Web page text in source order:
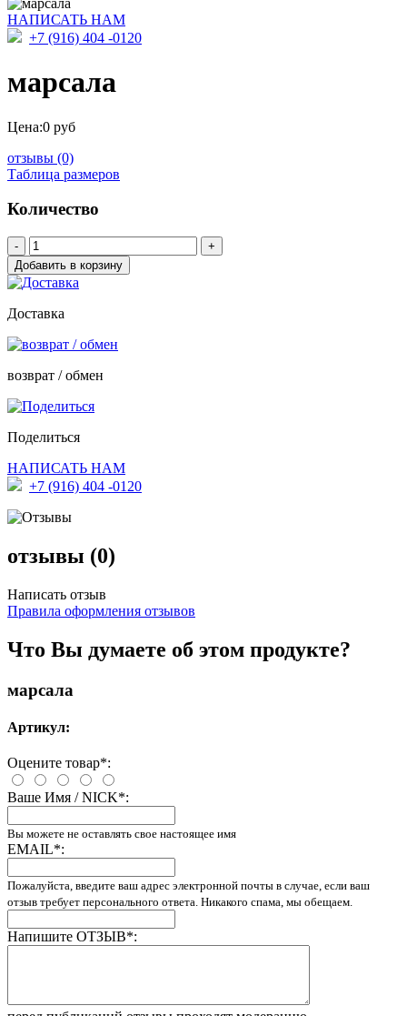
НАПИСАТЬ НАМ
+7 (916) 404 -0120
марсала
Цена:0 руб
отзывы (0)
Таблица размеров
Количество
- +
Доставка
возврат / обмен
Поделиться
НАПИСАТЬ НАМ
+7 (916) 404 -0120
отзывы (0)
Написать отзыв
Правила оформления отзывов
Что Вы думаете об этом продукте?
марсала
Артикул:
Оцените товар*:
Ваше Имя / NICK*:
Вы можете не оставлять свое настоящее имя
EMAIL*:
Пожалуйста, введите ваш адрес электронной почты в случае, если ваш
отзыв требует персонального ответа. Никакого спама, мы обещаем.
Напишите ОТЗЫВ*: